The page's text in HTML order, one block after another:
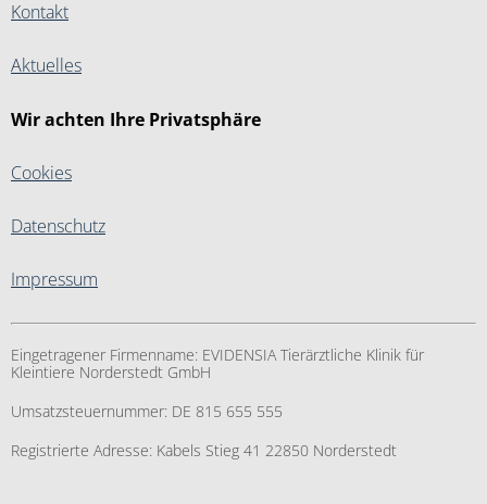
Kontakt
Aktuelles
Wir achten Ihre Privatsphäre
Cookies
Datenschutz
Impressum
Eingetragener Firmenname: EVIDENSIA Tierärztliche Klinik für
Kleintiere Norderstedt GmbH
Umsatzsteuernummer: DE 815 655 555
Registrierte Adresse: Kabels Stieg 41 22850 Norderstedt